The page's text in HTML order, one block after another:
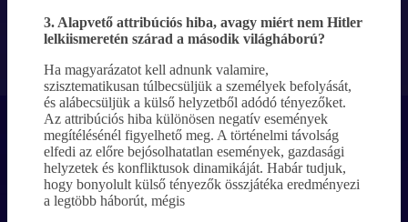
3. Alapvető attribúciós hiba, avagy miért nem Hitler
lelkiismeretén szárad a második világháború?
Ha magyarázatot kell adnunk valamire,
szisztematikusan túlbecsüljük a személyek befolyását,
és alábecsüljük a külső helyzetből adódó tényezőket.
Az attribúciós hiba különösen negatív események
megítélésénél figyelhető meg. A történelmi távolság
elfedi az előre bejósolhatatlan események, gazdasági
helyzetek és konfliktusok dinamikáját. Habár tudjuk,
hogy bonyolult külső tényezők összjátéka eredményezi
a legtöbb háborút, mégis